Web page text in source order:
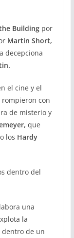
Buildingpor
Martin Short,
decepciona
el cine y el
con
de misterio y
que
los Hardy
dentro del
una
la
dentro de un